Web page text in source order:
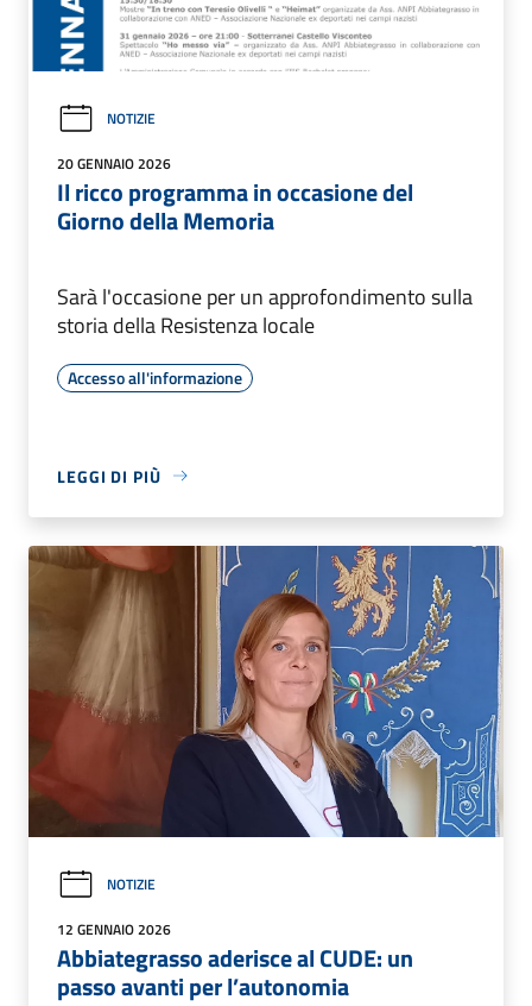
NOTIZIE
20 GENNAIO 2026
Il ricco programma in occasione del
Giorno della Memoria
Sarà l'occasione per un approfondimento sulla
storia della Resistenza locale
Accesso all'informazione
LEGGI DI PIÙ
NOTIZIE
12 GENNAIO 2026
Abbiategrasso aderisce al CUDE: un
passo avanti per l’autonomia